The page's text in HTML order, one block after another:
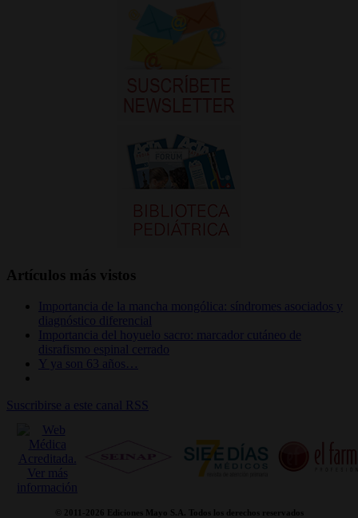
Artículos más vistos
Importancia de la mancha mongólica: síndromes asociados y
diagnóstico diferencial
Importancia del hoyuelo sacro: marcador cutáneo de
disrafismo espinal cerrado
Y ya son 63 años…
Suscribirse a este canal RSS
© 2011- 2026 Ediciones Mayo S.A. Todos los derechos reservados